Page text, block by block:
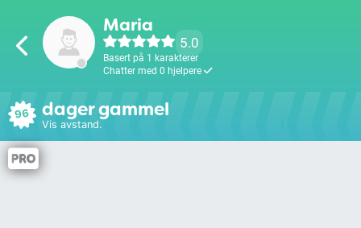
Maria
5.0
Basert på 1 karakterer
Chatter med 0 hjelpere
96 dager gammel
Vis avstand.